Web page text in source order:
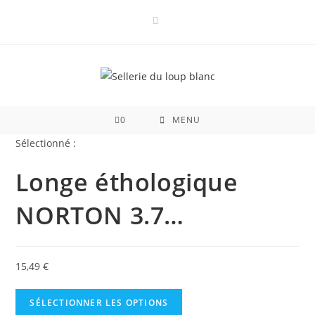
0 MENU
Sélectionné :
Longe éthologique
NORTON 3.7…
15,49€
SÉLECTIONNER LES OPTIONS